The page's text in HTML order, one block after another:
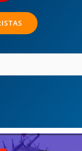
O